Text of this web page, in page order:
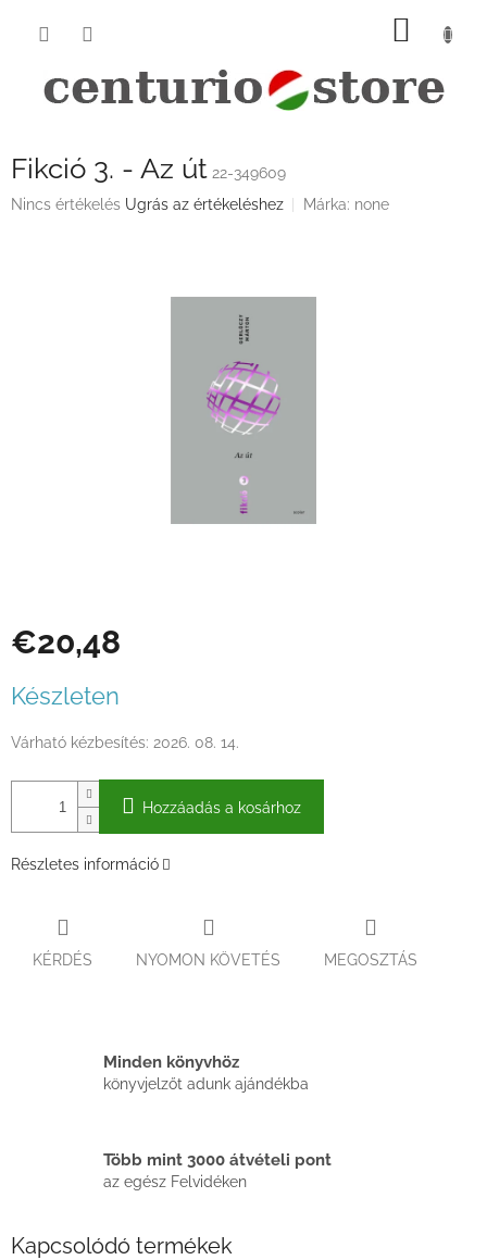
KOSÁR
Fikció 3. - Az út 22-349609
A
Nincs értékelés Ugrás az értékeléshez Márka: none
€20,48
Készleten
Várható kézbesítés: 2026. 08. 14.
Hozzáadás a kosárhoz
Részletes információ
KÉRDÉS NYOMON KÖVETÉS MEGOSZTÁS
Minden könyvhöz
könyvjelzőt adunk ajándékba
Több mint 3000 átvételi pont
az egész Felvidéken
Kapcsolódó termékek